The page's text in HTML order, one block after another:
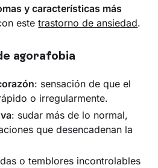
y características más
estetrastorno de ansiedad.
agorafobia
: sensación de que el
o irregularmente.
: sudar más de lo normal,
que desencadenan la
o temblores incontrolables